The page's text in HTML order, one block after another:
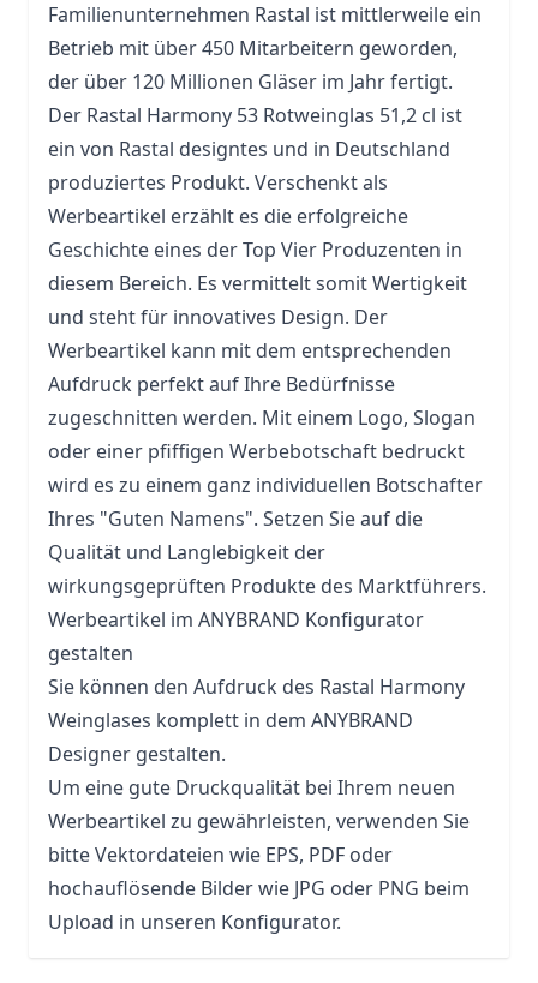
Familienunternehmen Rastal ist mittlerweile ein
Betrieb mit über 450 Mitarbeitern geworden,
der über 120 Millionen Gläser im Jahr fertigt.
Der Rastal Harmony 53 Rotweinglas 51,2 cl ist
ein von Rastal designtes und in Deutschland
produziertes Produkt. Verschenkt als
Werbeartikel erzählt es die erfolgreiche
Geschichte eines der Top Vier Produzenten in
diesem Bereich. Es vermittelt somit Wertigkeit
und steht für innovatives Design. Der
Werbeartikel kann mit dem entsprechenden
Aufdruck perfekt auf Ihre Bedürfnisse
zugeschnitten werden. Mit einem Logo, Slogan
oder einer pfiffigen Werbebotschaft bedruckt
wird es zu einem ganz individuellen Botschafter
Ihres "Guten Namens". Setzen Sie auf die
Qualität und Langlebigkeit der
wirkungsgeprüften Produkte des Marktführers.
Werbeartikel im ANYBRAND Konfigurator
gestalten
Sie können den Aufdruck des Rastal Harmony
Weinglases komplett in dem ANYBRAND
Designer gestalten.
Um eine gute Druckqualität bei Ihrem neuen
Werbeartikel zu gewährleisten, verwenden Sie
bitte Vektordateien wie EPS, PDF oder
hochauflösende Bilder wie JPG oder PNG beim
Upload in unseren Konfigurator.